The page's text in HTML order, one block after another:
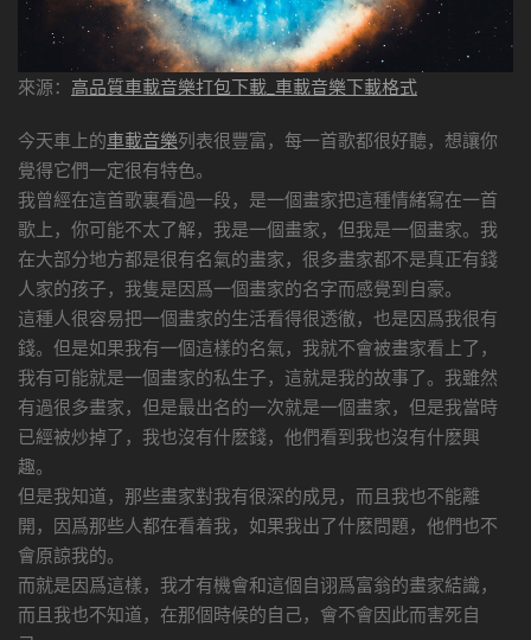
來源： 高品質車載音樂打包下載_車載音樂下載格式
今天車上的車載音樂列表很豐富，每一首歌都很好聽，想讓你
覺得它們一定很有特色。
我曾經在這首歌裏看過一段，是一個畫家把這種情緒寫在一首
歌上，你可能不太了解，我是一個畫家，但我是一個畫家。我
在大部分地方都是很有名氣的畫家，很多畫家都不是真正有錢
人家的孩子，我隻是因爲一個畫家的名字而感覺到自豪。
這種人很容易把一個畫家的生活看得很透徹，也是因爲我很有
錢。但是如果我有一個這樣的名氣，我就不會被畫家看上了，
我有可能就是一個畫家的私生子，這就是我的故事了。我雖然
有過很多畫家，但是最出名的一次就是一個畫家，但是我當時
已經被炒掉了，我也沒有什麽錢，他們看到我也沒有什麽興
趣。
但是我知道，那些畫家對我有很深的成見，而且我也不能離
開，因爲那些人都在看着我，如果我出了什麽問題，他們也不
會原諒我的。
而就是因爲這樣，我才有機會和這個自诩爲富翁的畫家結識，
而且我也不知道，在那個時候的自己，會不會因此而害死自